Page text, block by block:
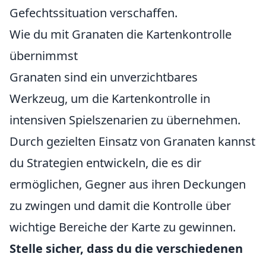
Gefechtssituation verschaffen.
Wie du mit Granaten die Kartenkontrolle
übernimmst
Granaten sind ein unverzichtbares
Werkzeug, um die Kartenkontrolle in
intensiven Spielszenarien zu übernehmen.
Durch gezielten Einsatz von Granaten kannst
du Strategien entwickeln, die es dir
ermöglichen, Gegner aus ihren Deckungen
zu zwingen und damit die Kontrolle über
wichtige Bereiche der Karte zu gewinnen.
Stelle sicher, dass du die verschiedenen